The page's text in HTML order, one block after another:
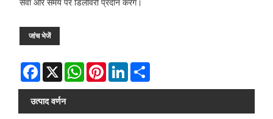
सेवा और समय पर डिलीवरी प्रदान करेंगे।
जांच भेजें
Facebook
X WhatsAppPinterestLinkedIn
उत्पाद वर्णन